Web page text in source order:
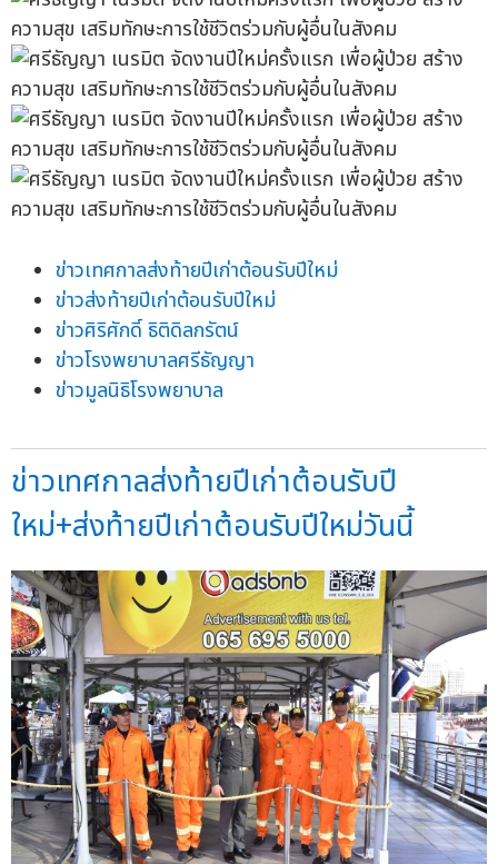
ข่าวเทศกาลส่งท้ายปีเก่าต้อนรับปีใหม่
ข่าวส่งท้ายปีเก่าต้อนรับปีใหม่
ข่าวศิริศักดิ์ ธิติดิลกรัตน์
ข่าวโรงพยาบาลศรีธัญญา
ข่าวมูลนิธิโรงพยาบาล
ข่าวเทศกาลส่งท้ายปีเก่าต้อนรับปี
ใหม่+ส่งท้ายปีเก่าต้อนรับปีใหม่วันนี้